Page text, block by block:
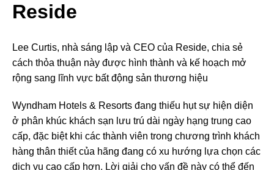
Reside
Lee Curtis, nhà sáng lập và CEO của Reside, chia sẻ
cách thỏa thuận này được hình thành và kế hoạch mở
rộng sang lĩnh vực bất động sản thương hiệu
Wyndham Hotels & Resorts đang thiếu hụt sự hiện diện
ở phân khúc khách sạn lưu trú dài ngày hạng trung cao
cấp, đặc biệt khi các thành viên trong chương trình khách
hàng thân thiết của hãng đang có xu hướng lựa chọn các
dịch vụ cao cấp hơn. Lời giải cho vấn đề này có thể đến